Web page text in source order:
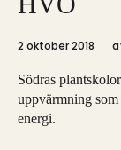
2 oktober 2018
Södras
uppvärmning
energi.